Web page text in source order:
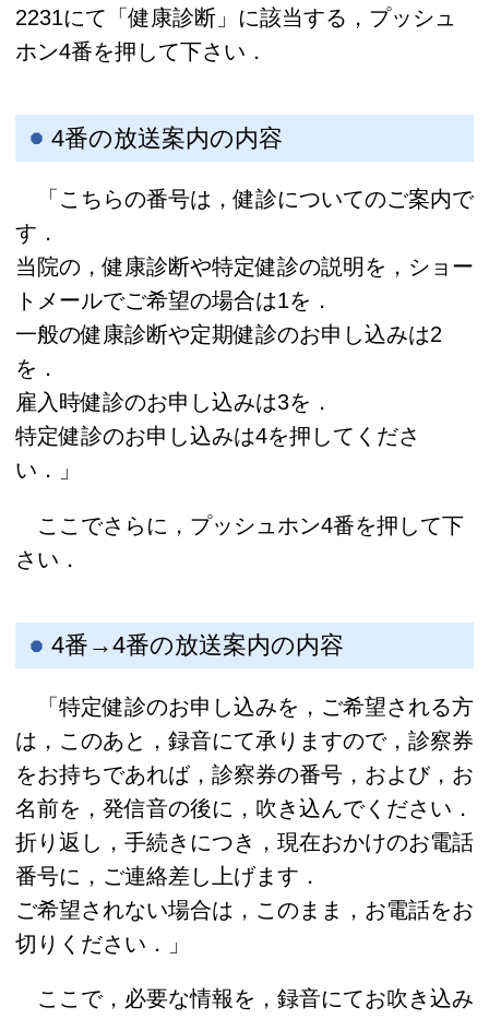
2231にて「健康診断」に該当する，プッシュ
ホン4番を押して下さい．
4番の放送案内の内容
「こちらの番号は，健診についてのご案内で
す．
当院の，健康診断や特定健診の説明を，ショー
トメールでご希望の場合は1を．
一般の健康診断や定期健診のお申し込みは2
を．
雇入時健診のお申し込みは3を．
特定健診のお申し込みは4を押してくださ
い．」
ここでさらに，プッシュホン4番を押して下
さい．
4番→4番の放送案内の内容
「特定健診のお申し込みを，ご希望される方
は，このあと，録音にて承りますので，診察券
をお持ちであれば，診察券の番号，および，お
名前を，発信音の後に，吹き込んでください．
折り返し，手続きにつき，現在おかけのお電話
番号に，ご連絡差し上げます．
ご希望されない場合は，このまま，お電話をお
切りください．」
ここで，必要な情報を，録音にてお吹き込み